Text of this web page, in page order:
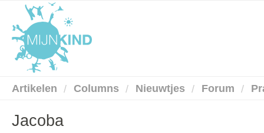
Artikelen Columns Nieuwtjes Forum
Jacoba